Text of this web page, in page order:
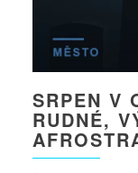
SRPEN V
RUDNÉ,